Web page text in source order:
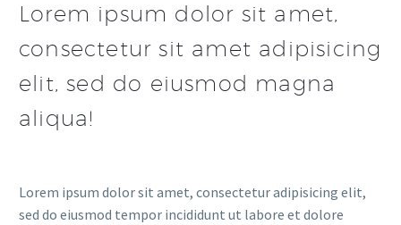
Lorem ipsum dolor sit amet,
consectetur sit amet adipisicing
elit, sed do eiusmod magna
aliqua!
Lorem ipsum dolor sit amet, consectetur adipisicing elit,
sed do eiusmod tempor incididunt ut labore et dolore